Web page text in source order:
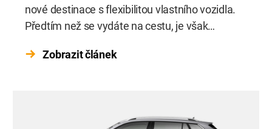
nové destinace s flexibilitou vlastního vozidla.
Předtím než se vydáte na cestu, je však
podmínky je třeba splnit.
Zobrazit článek